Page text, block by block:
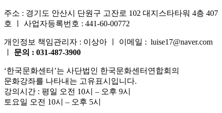
주소 : 경기도 안산시 단원구 고잔로 102 대지스타타워 4층 407
호 ㅣ 사업자등록번호 : 441-60-00772
개인정보 책임관리자 : 이상아 ㅣ 이메일 : luise17@naver.com
문의 : 031-487-3900
‘한국문화센터’는 사단법인 한국문화센터연합회의
문화강좌를 나타내는 고유표시입니다.
강의시간 : 평일 오전 10시 – 오후 9시
토요일 오전 10시 – 오후 5시